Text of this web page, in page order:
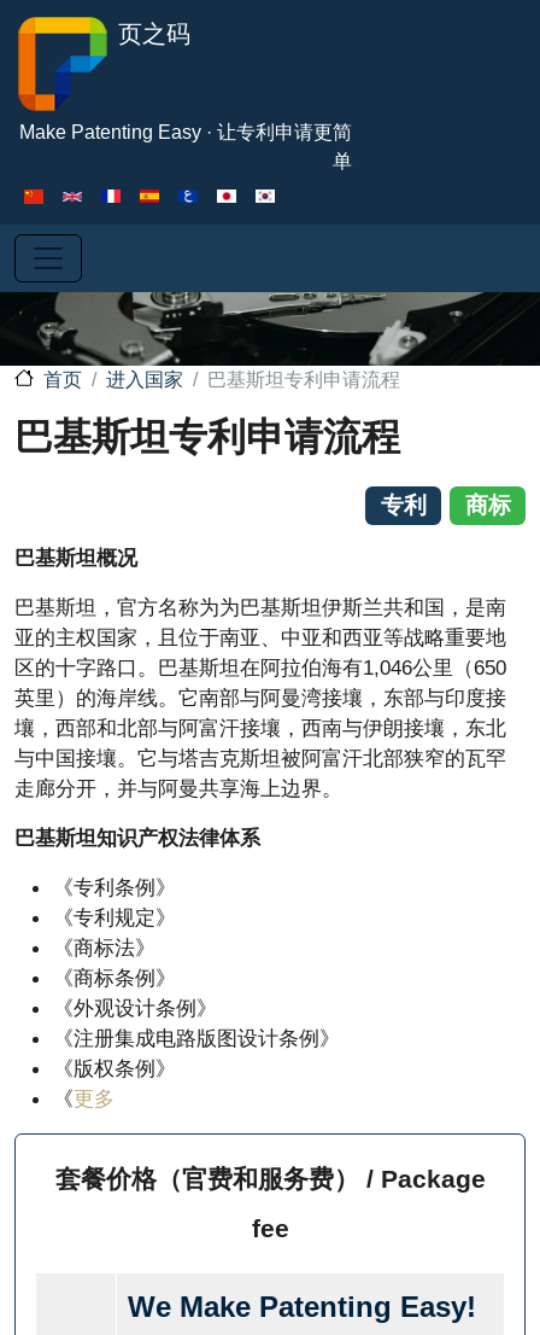
页之码
Make Patenting Easy · 让专利申请更简
单
首页 进入国家 巴基斯坦专利申请流程
巴基斯坦专利申请流程
专利 商标
巴基斯坦概况
巴基斯坦，官方名称为为巴基斯坦伊斯兰共和国，是南
亚的主权国家，且位于南亚、中亚和西亚等战略重要地
区的十字路口。巴基斯坦在阿拉伯海有1,046公里（650
英里）的海岸线。它南部与阿曼湾接壤，东部与印度接
壤，西部和北部与阿富汗接壤，西南与伊朗接壤，东北
与中国接壤。它与塔吉克斯坦被阿富汗北部狭窄的瓦罕
走廊分开，并与阿曼共享海上边界。
巴基斯坦知识产权法律体系
《专利条例》
《专利规定》
《商标法》
《商标条例》
《外观设计条例》
《注册集成电路版图设计条例》
《版权条例》
《更多
套餐价格（官费和服务费） / Package
fee
We Make Patenting Easy!